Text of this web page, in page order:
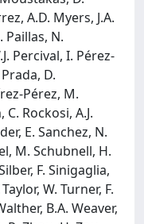
A.D. Myers, J.A.
Paillas, N.
Percival, I. Pérez-
D.
Pérez, M.
C. Rockosi, A.J.
E. Sanchez, N.
M. Schubnell, H.
F. Sinigaglia,
W. Turner, F.
B.A. Weaver,